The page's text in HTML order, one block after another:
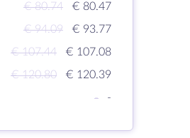
€ 80.74
€ 80.47
€ 94.09
€ 93.77
€ 107.44
€ 107.08
€ 120.80
€ 120.39
- -